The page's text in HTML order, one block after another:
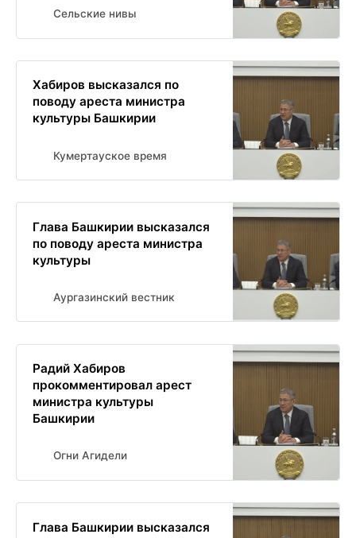
Сельские нивы
Хабиров высказался по
поводу ареста министра
культуры Башкирии
Кумертауское время
Глава Башкирии высказался
по поводу ареста министра
культуры
Аургазинский вестник
Радий Хабиров
прокомментировал арест
министра культуры
Башкирии
Огни Агидели
Глава Башкирии высказался